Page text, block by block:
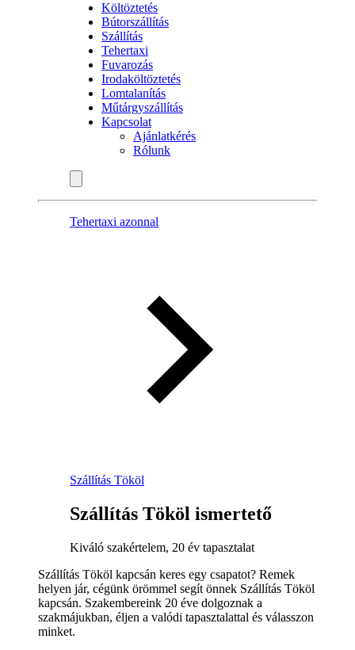
Költöztetés
Bútorszállítás
Szállítás
Tehertaxi
Fuvarozás
Irodaköltöztetés
Lomtalanítás
Műtárgyszállítás
Kapcsolat
Ajánlatkérés
Rólunk
Tehertaxi azonnal
Szállítás Tököl
Szállítás Tököl ismertető
Kiváló szakértelem, 20 év tapasztalat
Szállítás Tököl kapcsán keres egy csapatot? Remek
helyen jár, cégünk örömmel segít önnek Szállítás Tököl
kapcsán. Szakembereink 20 éve dolgoznak a
szakmájukban, éljen a valódi tapasztalattal és válasszon
minket.